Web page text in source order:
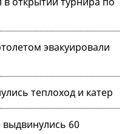
эвакуировали
теплоход и катер
60